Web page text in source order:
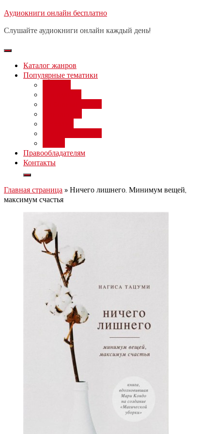
Перейти
содержимому
Аудиокниги онлайн бесплатно
Слушайте аудиокниги онлайн каждый день!
Каталог жанров
Популярные тематики
Правообладателям
Контакты
Главная страница » Ничего лишнего. Минимум вещей,
максимум счастья
Бесплатный вебинар: заработок
день